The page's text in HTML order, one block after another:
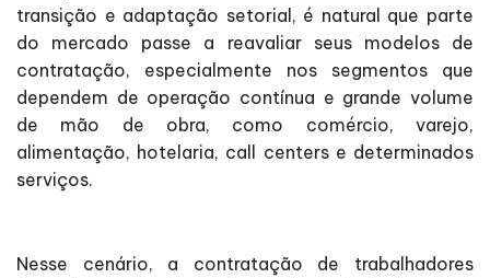
transição e adaptação setorial, é natural que parte
do mercado passe a reavaliar seus modelos de
contratação, especialmente nos segmentos que
dependem de operação contínua e grande volume
de mão de obra, como comércio, varejo,
alimentação, hotelaria, call centers e determinados
serviços.
Nesse cenário, a contratação de trabalhadores